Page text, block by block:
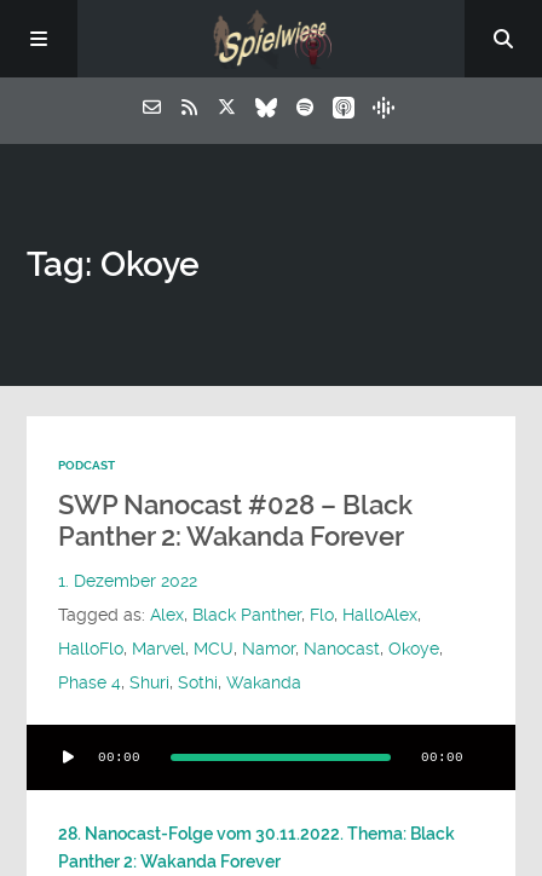
Tag: Okoye
PODCAST
SWP Nanocast #028 – Black
Panther 2: Wakanda Forever
1. Dezember 2022
Tagged as:Alex, Black Panther, Flo, HalloAlex,
HalloFlo, Marvel, MCU, Namor, Nanocast,Okoye,
Phase 4,Shuri,Sothi,Wakanda
Player
00:00 00:00
28. Nanocast-Folge vom 30.11.2022. Thema: Black
Panther 2: Wakanda Forever